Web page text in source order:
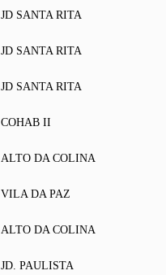
JD SANTA RITA
JD SANTA RITA
JD SANTA RITA
COHAB II
ALTO DA COLINA
VILA DA PAZ
ALTO DA COLINA
JD. PAULISTA